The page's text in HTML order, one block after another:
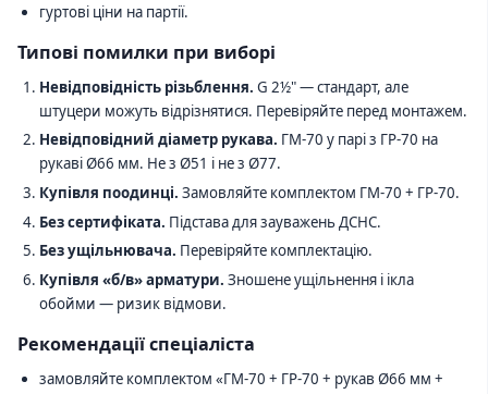
гуртові ціни на партії.
Типові помилки при виборі
Невідповідність різьблення. G 2½" — стандарт, але
штуцери можуть відрізнятися. Перевіряйте перед монтажем.
Невідповідний діаметр рукава. ГМ-70 у парі з ГР-70 на
рукаві Ø66 мм. Не з Ø51 і не з Ø77.
Купівля поодинці. Замовляйте комплектом ГМ-70 + ГР-70.
Без сертифіката. Підстава для зауважень ДСНС.
Без ущільнювача. Перевіряйте комплектацію.
Купівля «б/в» арматури. Зношене ущільнення і ікла
обойми — ризик відмови.
Рекомендації спеціаліста
замовляйте комплектом «ГМ-70 + ГР-70 + рукав Ø66 мм +